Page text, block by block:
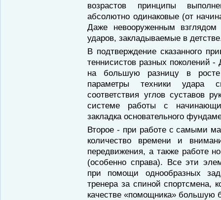
возрастов принципы
абсолютно одинаковые (от
Даже невооруженным
ударов, закладываемые в
В подтверждение сказанного
теннисистов разных поколений
на большую разницу в
параметры техники удара
соответствия углов суставов
системе работы с
закладка основательного
Второе - при работе с самыми
количество времени и
передвижения, а также работе
(особенно справа). Все эти
при помощи однообразных
тренера за спиной спортсмена,
качестве «помощника» большую